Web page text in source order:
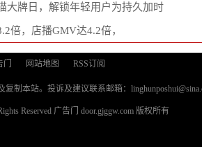
大牌日，解锁年轻用户为持久加时
倍，店播GMV达4.2倍，
网站地图 RSS订阅
制本站。投诉及建议联系邮箱：
Reserved 广告门 door.gjggw.com 版权所有